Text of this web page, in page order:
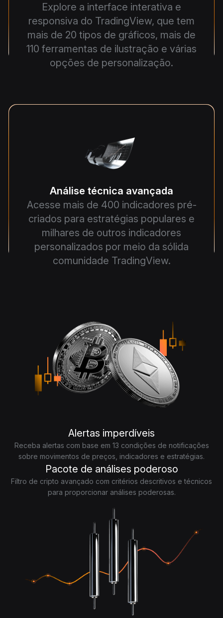
Explore a interface interativa e
responsiva do TradingView, que tem
mais de 20 tipos de gráficos, mais de
110 ferramentas de ilustração e várias
opções de personalização.
Análise técnica avançada
Acesse mais de 400 indicadores pré-
criados para estratégias populares e
milhares de outros indicadores
personalizados por meio da sólida
comunidade TradingView.
Alertas imperdíveis
Receba alertas com base em 13 condições de notificações
sobre movimentos de preços, indicadores e estratégias.
Pacote de análises poderoso
Filtro de cripto avançado com critérios descritivos e técnicos
para proporcionar análises poderosas.